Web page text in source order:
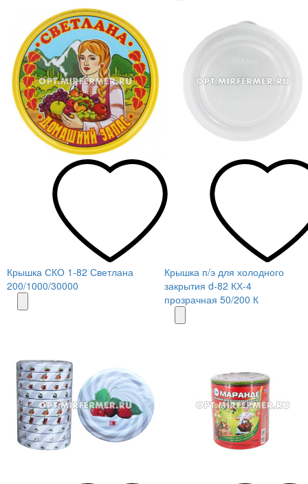
Крышка СКО 1-82 Светлана
200/1000/30000
Крышка п/э для холодного
закрытия d-82 КХ-4
прозрачная 50/200 К